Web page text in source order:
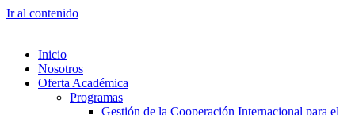
Ir al contenido
Inicio
Nosotros
Oferta Académica
Programas
Gestión de la Cooperación Internacional para el